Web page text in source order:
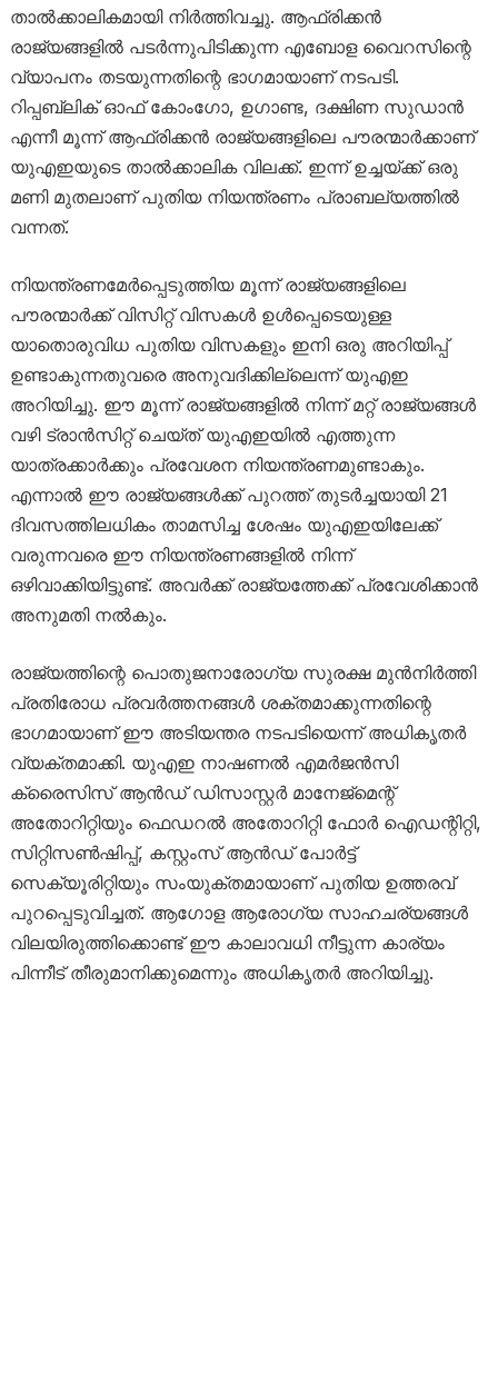
താൽക്കാലികമായി നിർത്തിവച്ചു. ആഫ്രിക്കൻ
രാജ്യങ്ങളിൽ പടർന്നുപിടിക്കുന്ന എബോള വൈറസിന്റെ
വ്യാപനം തടയുന്നതിന്റെ ഭാഗമായാണ് നടപടി.
റിപ്പബ്ലിക് ഓഫ് കോംഗോ, ഉഗാണ്ട, ദക്ഷിണ സുഡാൻ
എന്നീ മൂന്ന് ആഫ്രിക്കൻ രാജ്യങ്ങളിലെ പൗരന്മാർക്കാണ്
യുഎഇയുടെ താൽക്കാലിക വിലക്ക്. ഇന്ന് ഉച്ചയ്ക്ക് ഒരു
മണി മുതലാണ് പുതിയ നിയന്ത്രണം പ്രാബല്യത്തിൽ
വന്നത്.
നിയന്ത്രണമേർപ്പെടുത്തിയ മൂന്ന് രാജ്യങ്ങളിലെ
പൗരന്മാർക്ക് വിസിറ്റ് വിസകൾ ഉൾപ്പെടെയുള്ള
യാതൊരുവിധ പുതിയ വിസകളും ഇനി ഒരു അറിയിപ്പ്
ഉണ്ടാകുന്നതുവരെ അനുവദിക്കില്ലെന്ന് യുഎഇ
അറിയിച്ചു. ഈ മൂന്ന് രാജ്യങ്ങളിൽ നിന്ന് മറ്റ് രാജ്യങ്ങൾ
വഴി ട്രാൻസിറ്റ് ചെയ്ത് യുഎഇയിൽ എത്തുന്ന
യാത്രക്കാർക്കും പ്രവേശന നിയന്ത്രണമുണ്ടാകും.
എന്നാൽ ഈ രാജ്യങ്ങൾക്ക് പുറത്ത് തുടർച്ചയായി 21
ദിവസത്തിലധികം താമസിച്ച ശേഷം യുഎഇയിലേക്ക്
വരുന്നവരെ ഈ നിയന്ത്രണങ്ങളിൽ നിന്ന്
ഒഴിവാക്കിയിട്ടുണ്ട്. അവർക്ക് രാജ്യത്തേക്ക് പ്രവേശിക്കാൻ
അനുമതി നൽകും.
രാജ്യത്തിന്റെ പൊതുജനാരോഗ്യ സുരക്ഷ മുൻനിർത്തി
പ്രതിരോധ പ്രവർത്തനങ്ങൾ ശക്തമാക്കുന്നതിന്റെ
ഭാഗമായാണ് ഈ അടിയന്തര നടപടിയെന്ന് അധികൃതർ
വ്യക്തമാക്കി. യുഎഇ നാഷണൽ എമർജൻസി
ക്രൈസിസ് ആൻഡ് ഡിസാസ്റ്റർ മാനേജ്‌മെന്റ്
അതോറിറ്റിയും ഫെഡറൽ അതോറിറ്റി ഫോർ ഐഡന്റിറ്റി,
സിറ്റിസൺഷിപ്പ്, കസ്റ്റംസ് ആൻഡ് പോർട്ട്
സെക്യൂരിറ്റിയും സംയുക്തമായാണ് പുതിയ ഉത്തരവ്
പുറപ്പെടുവിച്ചത്. ആഗോള ആരോഗ്യ സാഹചര്യങ്ങൾ
വിലയിരുത്തിക്കൊണ്ട് ഈ കാലാവധി നീട്ടുന്ന കാര്യം
പിന്നീട് തീരുമാനിക്കുമെന്നും അധികൃതർ അറിയിച്ചു.